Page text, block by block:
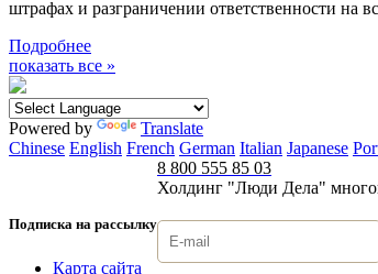
штрафах и разграничении ответственности на
Подробнее
показать все »
Powered by
Translate
Chinese English French German Italian Japanese
Подписка на рассылку
8 800 555 85 03
Холдинг "Люди Дела"
Карта сайта